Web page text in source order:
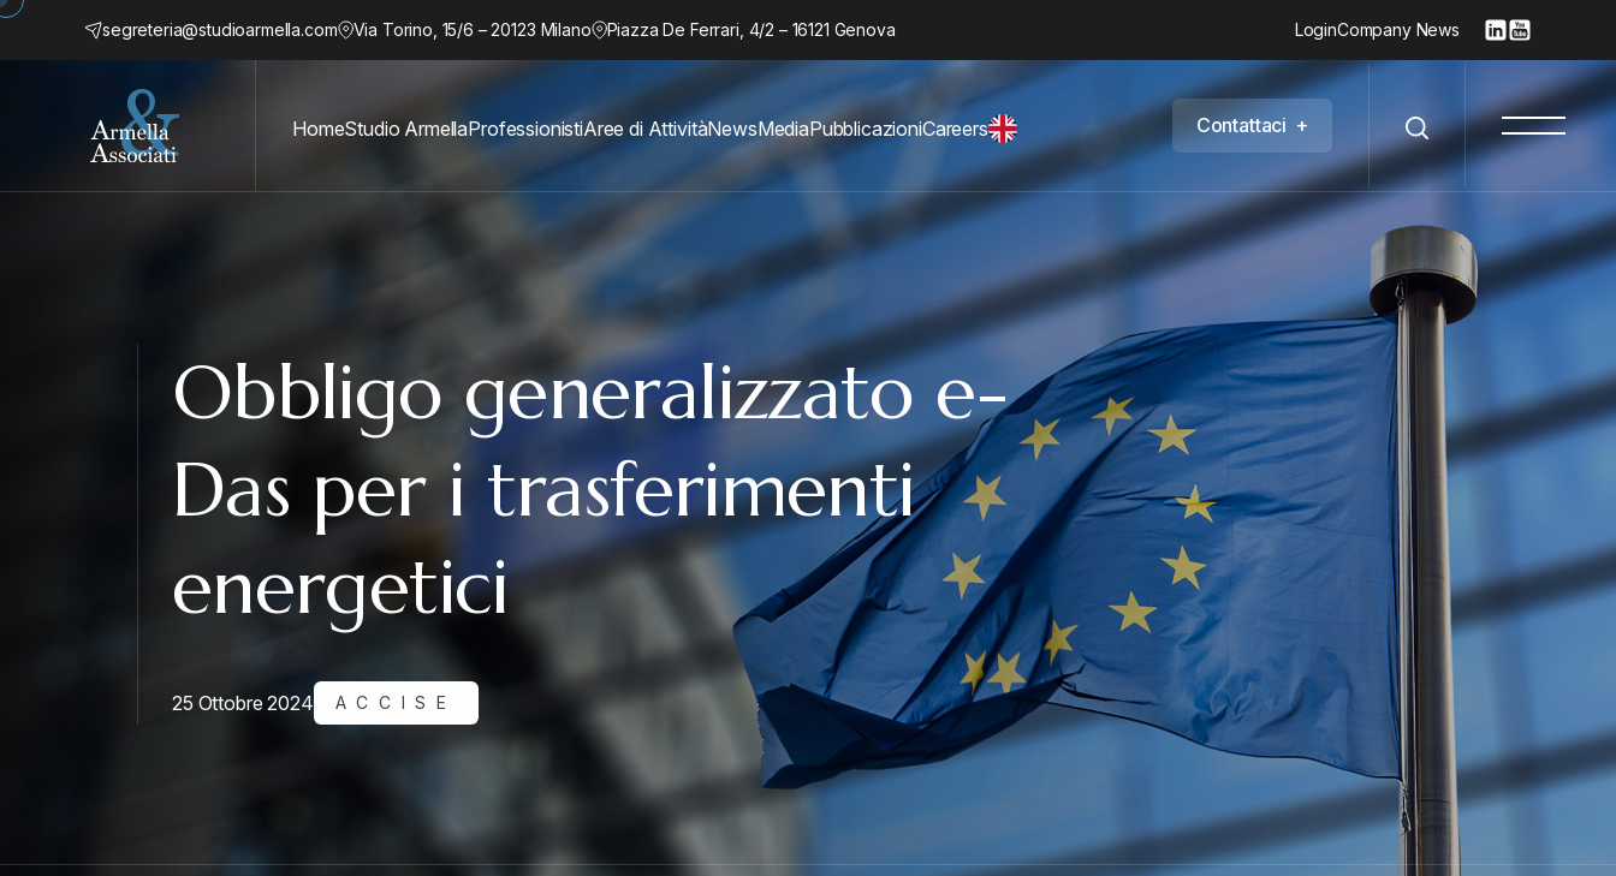
segreteria@studioarmella.com Via Torino, 15/6 – 20123 Milano Piazza De Ferrari, 4/2 – 16121 Genova LoginCompany News
HomeStudio ArmellaProfessionistiAree di AttivitàNewsMediaPubblicazioniCareers Contattaci +
Obbligo generalizzato e-
Das per i trasferimenti
energetici
25 Ottobre 2024 ACCISE